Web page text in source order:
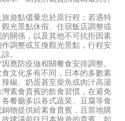
旅遊點儘量忠於原行程；若遇特
光景點休假、住宿飯店調整或
關係，以及其他不可抗拒因素
調整或互換觀光景點，行程安
。
應防疫做相關餐食安排調整。
食文化多有不同，日本的多數素
椒、奶蛋甚至柴魚或肉汁高湯
素食貴賓的飲食習慣，在避免
餐廳多以各式蔬菜、豆腐等食
物提供給素食貴賓，且當地購
建議前往日本旅遊的貴賓，如